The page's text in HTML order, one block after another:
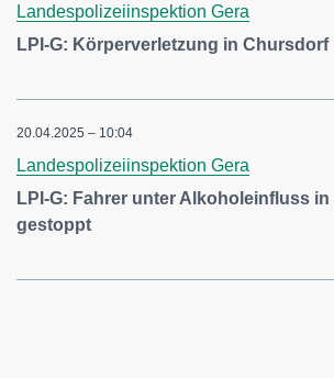
Landespolizeiinspektion Gera
LPI-G: Körperverletzung in Chursdorf
20.04.2025 – 10:04
Landespolizeiinspektion Gera
LPI-G: Fahrer unter Alkoholeinfluss
gestoppt